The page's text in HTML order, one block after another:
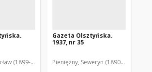
(1899-1975). Red.
Gazeta Olsztyńska.
1937, nr 35
Pieniężny, Seweryn (1890-1940). Red.